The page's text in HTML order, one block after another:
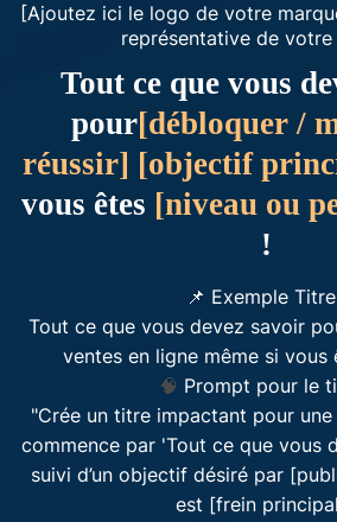
[Ajoutez ici le logo de votre
représentative de
Tout ce que vous
pour[débloquer /
réussir] [objectif
vous êtes [niveau ou
!
📌 Exemple
Tout ce que vous devez savoir
ventes en ligne même si vous
🧠 Prompt pour le
"Crée un titre impactant pour
commence par 'Tout ce que vous
suivi d’un objectif désiré par
est [frein